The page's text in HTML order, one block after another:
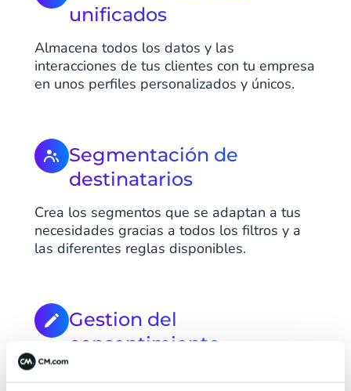
unificados
Almacena todos los datos y las
interacciones de tus clientes con tu empresa
en unos perfiles personalizados y únicos.
Segmentación de
destinatarios
Crea los segmentos que se adaptan a tus
necesidades gracias a todos los filtros y a
las diferentes reglas disponibles.
Gestion del
consentimiento
Asegúrate de que tus clientes acepten